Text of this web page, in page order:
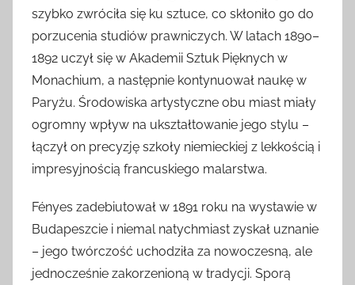
szybko zwróciła się ku sztuce, co skłoniło go do
porzucenia studiów prawniczych. W latach 1890–
1892 uczył się w Akademii Sztuk Pięknych w
Monachium, a następnie kontynuował naukę w
Paryżu. Środowiska artystyczne obu miast miały
ogromny wpływ na ukształtowanie jego stylu –
łączył on precyzję szkoły niemieckiej z lekkością i
impresyjnością francuskiego malarstwa.
Fényes zadebiutował w 1891 roku na wystawie w
Budapeszcie i niemal natychmiast zyskał uznanie
– jego twórczość uchodziła za nowoczesną, ale
jednocześnie zakorzenioną w tradycji. Sporą